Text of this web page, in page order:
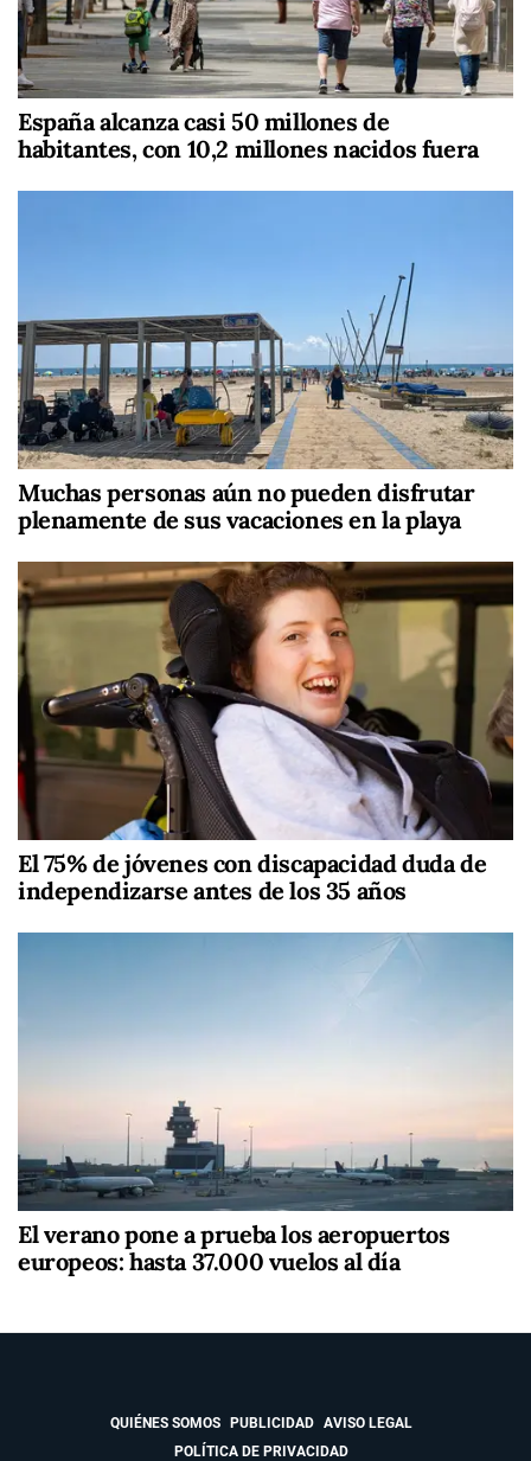
España alcanza casi 50 millones de
habitantes, con 10,2 millones nacidos fuera
Muchas personas aún no pueden disfrutar
plenamente de sus vacaciones en la playa
El 75% de jóvenes con discapacidad duda de
independizarse antes de los 35 años
El verano pone a prueba los aeropuertos
europeos: hasta 37.000 vuelos al día
QUIÉNES SOMOS PUBLICIDAD
AVISO LEGAL
POLÍTICA DE PRIVACIDAD